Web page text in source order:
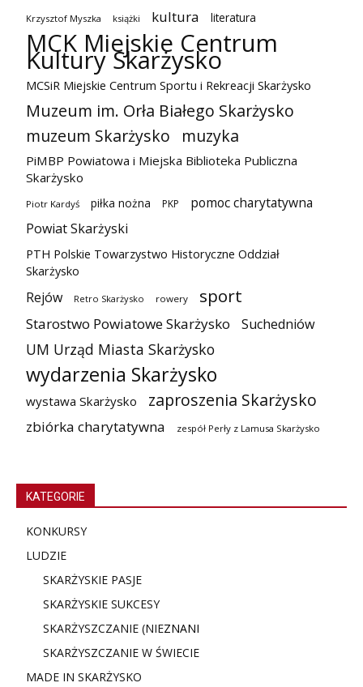
Krzysztof Myszka książki kultura literatura
MCK Miejskie Centrum
Kultury Skarżysko
MCSiR Miejskie Centrum Sportu i Rekreacji Skarżysko
Muzeum im. Orła Białego Skarżysko
muzeum Skarżysko
muzyka
PiMBP Powiatowa i Miejska Biblioteka Publiczna
Skarżysko
Piotr Kardyś piłka nożna PKP
pomoc charytatywna
Powiat Skarżyski
PTH Polskie Towarzystwo Historyczne Oddział
Skarżysko
Rejów Retro Skarżysko rowery sport
Starostwo Powiatowe Skarżysko Suchedniów
UM Urząd Miasta Skarżysko
wydarzenia Skarżysko
wystawa Skarżysko zaproszenia Skarżysko
zbiórka charytatywna zespół Perły z Lamusa Skarżysko
KATEGORIE
KONKURSY
LUDZIE
SKARŻYSKIE PASJE
SKARŻYSKIE SUKCESY
SKARŻYSZCZANIE (NIEZNANI
SKARŻYSZCZANIE W ŚWIECIE
MADE IN SKARŻYSKO